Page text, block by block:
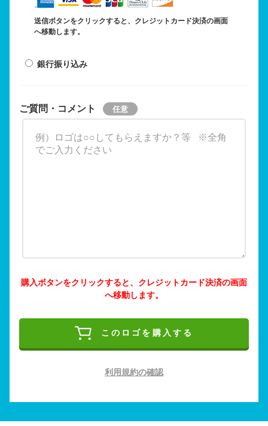
送信ボタンをクリックすると、クレジットカード決済の画面
へ移動します。
銀行振り込み
ご質問・コメント
購入ボタンをクリックすると、クレジットカード決済の画面
へ移動します。
このロゴを購入する
利用規約の確認